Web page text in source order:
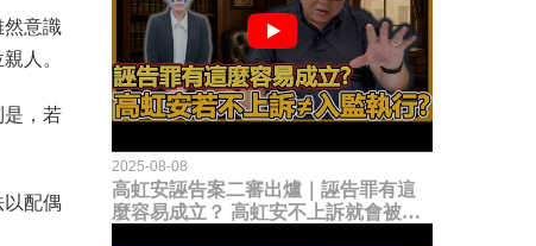
然意識
人。
是，若
配偶
2025-08-08
高虹安誣告案二審出爐｜誣告罪有這
麼容易成立？ 高虹安不上訴就會被